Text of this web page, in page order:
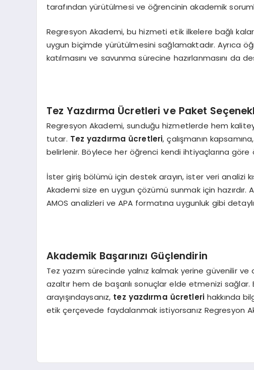
tarafından yürütülmesi ve öğrencinin akademik
Regresyon Akademi, bu hizmeti etik ilkelere bağlı
uygun biçimde yürütülmesini sağlamaktadır. Ayrıca
katılmasını ve savunma sürecine hazırlanmasını da
Tez Yazdırma Ücretleri ve Paket
Regresyon Akademi, sunduğu hizmetlerde hem
tutar. Tez yazdırma ücretleri, çalışmanın
belirlenir. Böylece her öğrenci kendi ihtiyaçlarına
İster giriş bölümü için destek arayın, ister veri analizi
Akademi size en uygun çözümü sunmak için hazırdır.
AMOS analizleri ve APA formatına uygunluk gibi
Akademik Başarınızı Güçlendirin
Tez yazım sürecinde yalnız kalmak yerine güvenilir
azaltır hem de başarılı sonuçlar elde etmenizi sağlar.
arayışındaysanız, tez yazdırma ücretleri hakkında
etik çerçevede faydalanmak istiyorsanız Regresyon